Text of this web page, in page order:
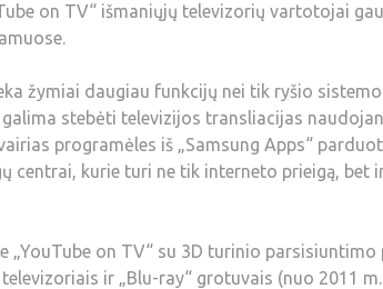
on TV“ išmaniųjų televizorių vartotojai
žymiai daugiau funkcijų nei tik ryšio
stebėti televizijos transliacijas
programėles iš „Samsung Apps“
centrai, kurie turi ne tik interneto prieigą, bet
„YouTube on TV“ su 3D turinio
ir „Blu-ray“ grotuvais (nuo 2011